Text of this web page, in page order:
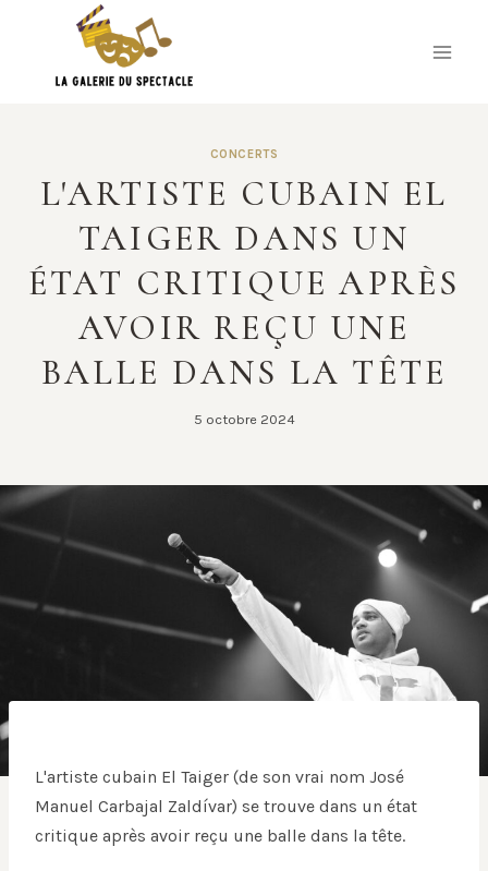
content
CONCERTS
L'ARTISTE CUBAIN EL
TAIGER DANS UN
ÉTAT CRITIQUE APRÈS
AVOIR REÇU UNE
BALLE DANS LA TÊTE
5 octobre 2024
L'artiste cubain El Taiger (de son vrai nom José
Manuel Carbajal Zaldívar) se trouve dans un état
critique après avoir reçu une balle dans la tête.